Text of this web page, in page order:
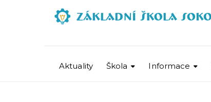
Aktuality Škola Informace